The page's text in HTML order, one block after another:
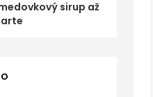
sirup až